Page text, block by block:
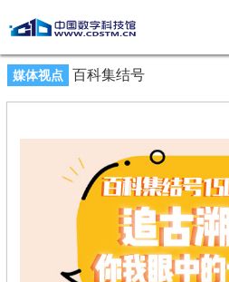
媒体视点 百科集结号